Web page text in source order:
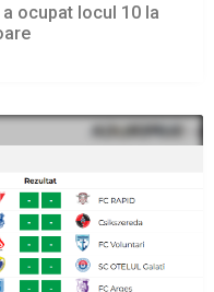
ocupat locul 10 la